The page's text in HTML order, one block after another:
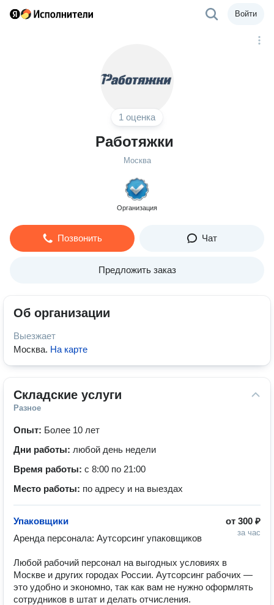
Войти
1 оценка
Работяжки
Москва
Организация
Позвонить Чат
Предложить заказ
Об организации
Выезжает
Москва. На карте
Складские услуги
Разное
Опыт: Более 10 лет
Дни работы: любой день недели
Время работы: с 8:00 по 21:00
Место работы: по адресу и на выездах
от 300 ₽
за час
Упаковщики
Аренда персонала: Аутсорсинг упаковщиков
Любой рабочий персонал на выгодных условиях в
Москве и других городах России. Аутсорсинг рабочих —
это удобно и экономно, так как вам не нужно оформлять
сотрудников в штат и делать отчисления.